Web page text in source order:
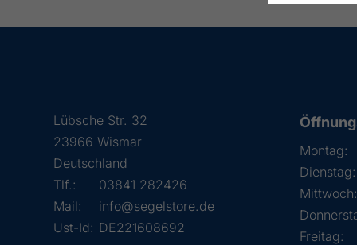
Lübsche Str. 32
23966 Wismar
Deutschland
Tlf.:
03841 282426
Mail:
info@segelstore.de
Ust-Id: DE221608692
Montag:
Dienstag:
Mittwoch:
Freitag: